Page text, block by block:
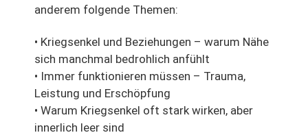
anderem folgende Themen:
• Kriegsenkel und Beziehungen – warum Nähe
sich manchmal bedrohlich anfühlt
• Immer funktionieren müssen – Trauma,
Leistung und Erschöpfung
• Warum Kriegsenkel oft stark wirken, aber
innerlich leer sind